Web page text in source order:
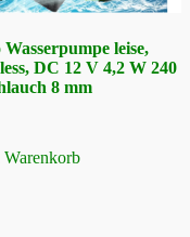
leise,
DC 12 V 4,2 W 240
8 mm
Warenkorb